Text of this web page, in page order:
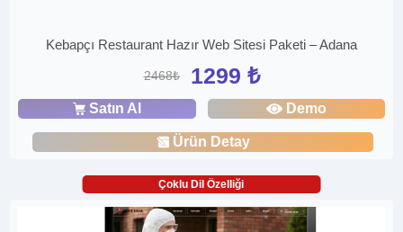
Kebapçı Restaurant Hazır Web Sitesi Paketi – Adana
2468₺ 1299 ₺
Satın Al Demo
Ürün Detay
Çoklu Dil Özelliği